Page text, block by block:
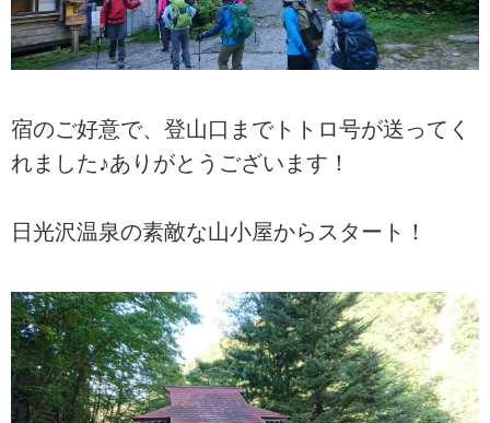
宿のご好意で、登山口までトトロ号が送ってく
れました♪ありがとうございます！
日光沢温泉の素敵な山小屋からスタート！